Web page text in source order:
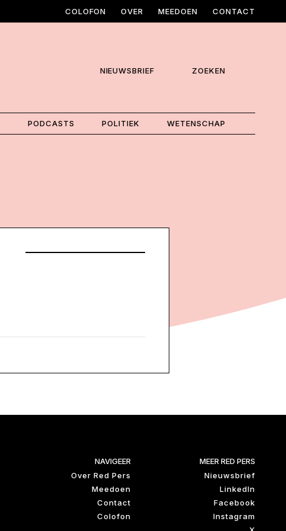
COLOFON OVER MEEDOEN CONTACT
NIEUWSBRIEF ZOEKEN
PODCASTS POLITIEK WETENSCHAP
NAVIGEER
Over Red Pers
Meedoen
Contact
Colofon
MEER RED PERS
Nieuwsbrief
LinkedIn
Facebook
Instagram